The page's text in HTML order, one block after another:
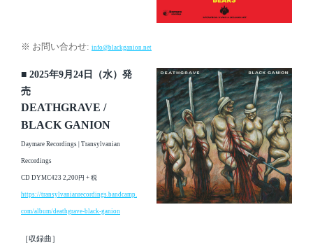
※ お問い合わせ: info@blackganion.net
■ 2025年9月24日（水）発
売
DEATHGRAVE /
BLACK GANION
Daymare Recordings | Transylvanian
Recordings
CD DYMC423 2,200円 + 税
https://transylvanianrecordings.bandcamp.
com/album/deathgrave-black-ganion
［収録曲］